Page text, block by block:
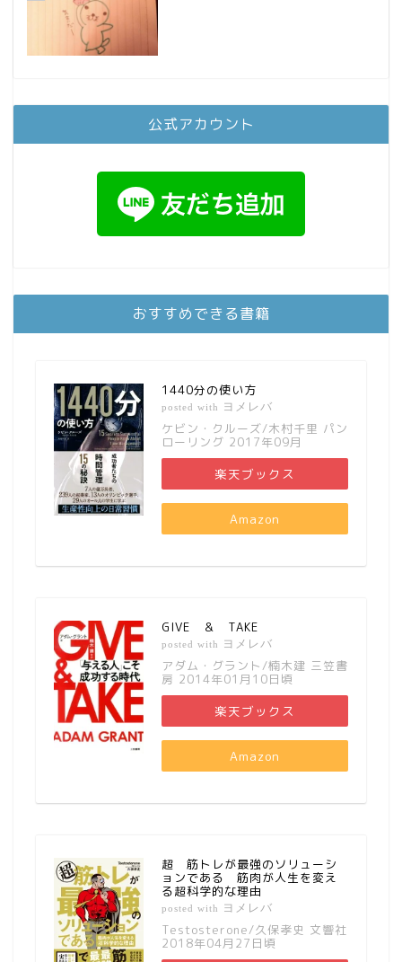
公式アカウント
おすすめできる書籍
1440分の使い方
posted with ヨメレバ
ケビン・クルーズ/木村千里 パン
ローリング 2017年09月
楽天ブックス
Amazon
GIVE ＆ TAKE
posted with ヨメレバ
アダム・グラント/楠木建 三笠書
房 2014年01月10日頃
楽天ブックス
Amazon
超 筋トレが最強のソリューシ
ョンである 筋肉が人生を変え
る超科学的な理由
posted with ヨメレバ
Testosterone/久保孝史 文響社
2018年04月27日頃